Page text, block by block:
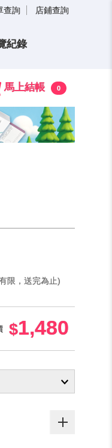
查詢 店鋪查詢
紀錄
馬上結帳 0
限，送完為止)
1,480